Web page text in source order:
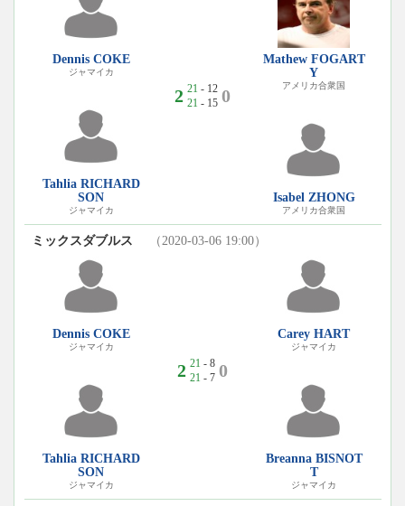
Dennis COKE
ジャマイカ
Tahlia RICHARD
SON
ジャマイカ
2 21 - 12
21 - 15 0
Mathew FOGART
Y
アメリカ合衆国
Isabel ZHONG
アメリカ合衆国
ミックスダブルス （2020-03-06 19:00）
Dennis COKE
ジャマイカ
Tahlia RICHARD
SON
ジャマイカ
2 21 - 8
21 - 7 0
Carey HART
ジャマイカ
Breanna BISNOT
T
ジャマイカ